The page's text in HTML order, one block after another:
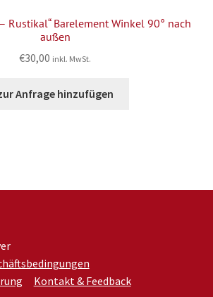
Rustikal“ Barelement Winkel 90° nach
außen
€30,00 inkl. MwSt.
Anfrage hinzufügen
Kontakt & Feedback